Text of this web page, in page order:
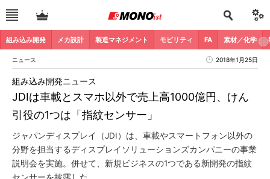
組み込み開発 メカ設計 製造マネジメント モビリティ FA 素材／化学
ニュース 2018年1月25日
JDIは車載とスマホ以外で売上高1000億円、けん
引役の1つは「指紋センサー」
組み込み開発ニュース
ジャパンディスプレイ（JDI）は、車載やスマートフォン以外の
分野を担当するディスプレイソリューションズカンパニーの事業
説明会を実施。併せて、新規ビジネスの1つである新開発の指紋